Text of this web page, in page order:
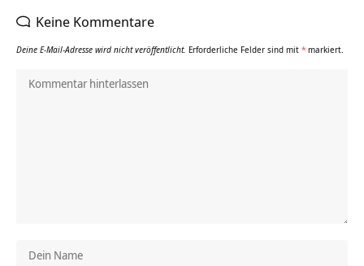
Keine Kommentare
Deine E-Mail-Adresse wird nicht veröffentlicht. Erforderliche Felder sind mit * markiert.